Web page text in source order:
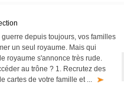
depuis toujours, vos familles
un seul royaume. Mais qui
royaume s'annonce très rude.
au trône ? 1. Recrutez des
cartes de votre famille et ...